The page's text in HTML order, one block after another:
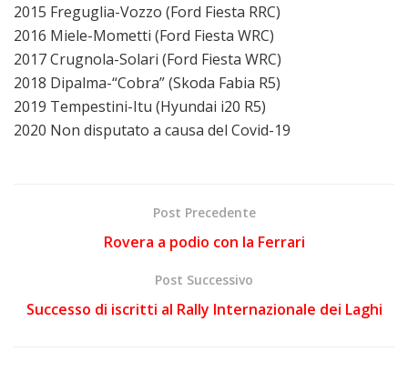
2015 Freguglia-Vozzo (Ford Fiesta RRC)
2016 Miele-Mometti (Ford Fiesta WRC)
2017 Crugnola-Solari (Ford Fiesta WRC)
2018 Dipalma-“Cobra” (Skoda Fabia R5)
2019 Tempestini-Itu (Hyundai i20 R5)
2020 Non disputato a causa del Covid-19
Post Precedente
Rovera a podio con la Ferrari
Post Successivo
Successo di iscritti al Rally Internazionale dei Laghi